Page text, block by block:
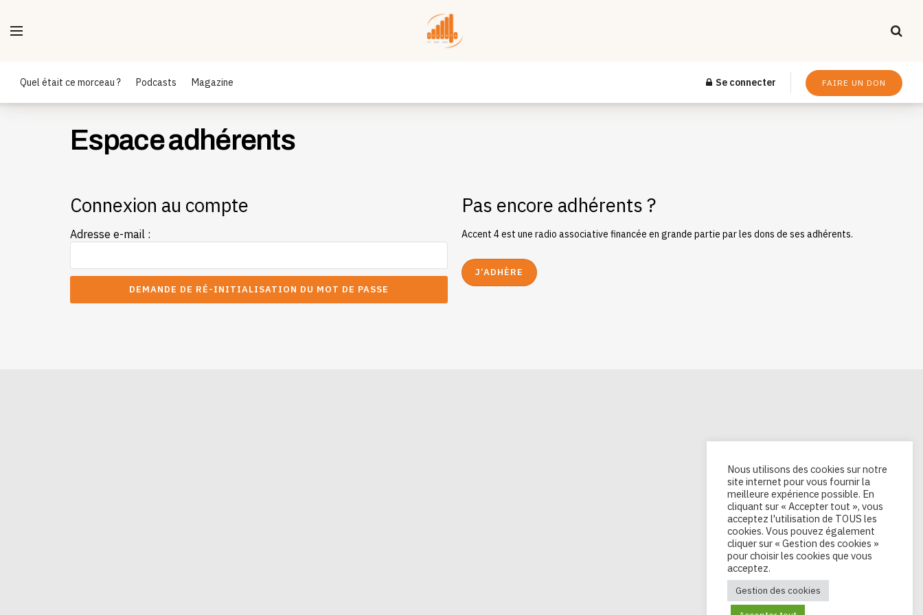
Quel était ce morceau ? Podcasts Magazine Se connecter FAIRE UN DON
Espace adhérents
Connexion au compte
Adresse e-mail :
Pas encore adhérents ?
Accent 4 est une radio associative financée en grande partie par les dons de ses adhérents.
J’ADHÈRE
Nous utilisons des cookies sur notre
site internet pour vous fournir la
meilleure expérience possible. En
cliquant sur « Accepter tout », vous
acceptez l'utilisation de TOUS les
cookies. Vous pouvez également
cliquer sur « Gestion des cookies »
pour choisir les cookies que vous
acceptez.
Gestion des cookies